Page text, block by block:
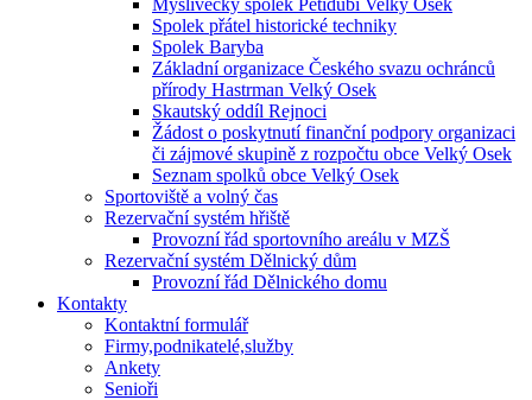
Myslivecký spolek Pětidubí Velký Osek
Spolek přátel historické techniky
Spolek Baryba
Základní organizace Českého svazu ochránců
přírody Hastrman Velký Osek
Skautský oddíl Rejnoci
Žádost o poskytnutí finanční podpory organizaci
či zájmové skupině z rozpočtu obce Velký Osek
Seznam spolků obce Velký Osek
Sportoviště a volný čas
Rezervační systém hřiště
Provozní řád sportovního areálu v MZŠ
Rezervační systém Dělnický dům
Provozní řád Dělnického domu
Kontakty
Kontaktní formulář
Firmy,podnikatelé,služby
Ankety
Senioři